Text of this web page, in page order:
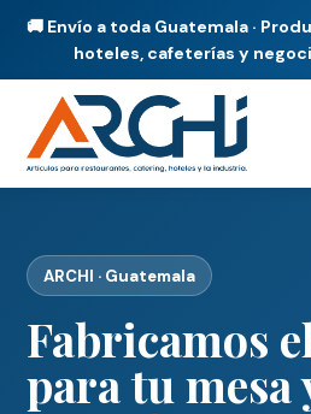
🚚 Envío a toda Guatemala ·
hoteles, cafeterías y
ARCHI · Guatemala
Fabricamos
para tu mesa